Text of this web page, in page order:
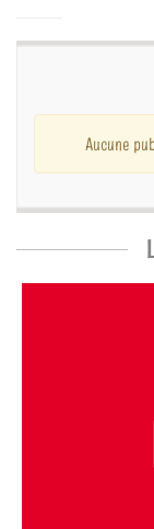
Aucune